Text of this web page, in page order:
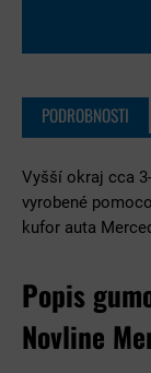
PODROBNOSTI
Vyšší okraj cca
vyrobené
kufor auta
Popis
Novline